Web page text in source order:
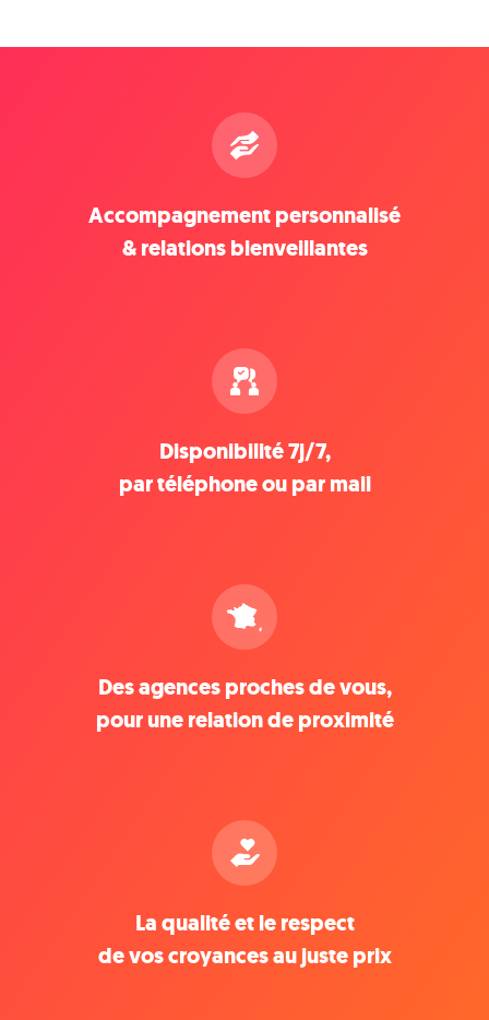
Accompagnement personnalisé
& relations bienveillantes
Disponibilité 7j/7,
par téléphone ou par mail
Des agences proches de vous,
pour une relation de proximité
La qualité et le respect
de vos croyances au juste prix